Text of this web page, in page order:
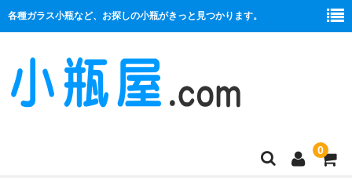
各種ガラス小瓶など、お探しの小瓶がきっと見つかります。
0